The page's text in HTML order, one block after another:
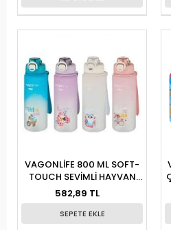
VAGONLİFE 800 ML SOFT-
TOUCH SEVİMLİ HAYVAN
FİGÜRLÜ VGN2352-
582,89 TL
SEPETE EKLE